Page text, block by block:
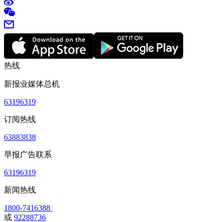
热线
新报业媒体总机
63196319
订阅热线
63883838
早报广告联系
63196319
新闻热线
1800-7416388
或 92288736